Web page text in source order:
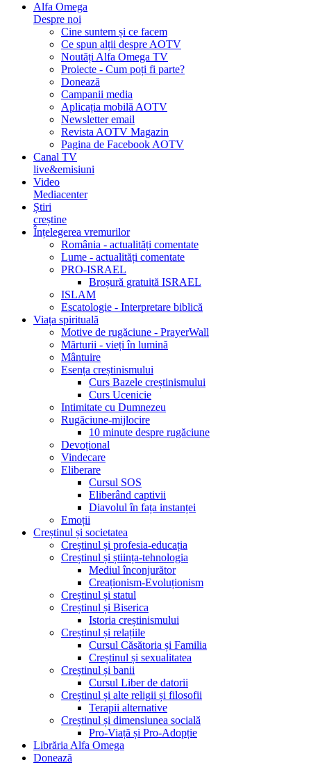
Alfa Omega
Despre noi
Cine suntem și ce facem
Ce spun alții despre AOTV
Noutăți Alfa Omega TV
Proiecte - Cum poți fi parte?
Donează
Campanii media
Aplicația mobilă AOTV
Newsletter email
Revista AOTV Magazin
Pagina de Facebook AOTV
Canal TV
live&emisiuni
Video
Mediacenter
Știri
creștine
Înțelegerea vremurilor
România - actualități comentate
Lume - actualități comentate
PRO-ISRAEL
Broșură gratuită ISRAEL
ISLAM
Escatologie - Interpretare biblică
Viața spirituală
Motive de rugăciune - PrayerWall
Mărturii - vieți în lumină
Mântuire
Esența creștinismului
Curs Bazele creștinismului
Curs Ucenicie
Intimitate cu Dumnezeu
Rugăciune-mijlocire
10 minute despre rugăciune
Devoțional
Vindecare
Eliberare
Cursul SOS
Eliberând captivii
Diavolul în fața instanței
Emoții
Creștinul și societatea
Creștinul și profesia-educația
Creștinul și știința-tehnologia
Mediul înconjurător
Creaționism-Evoluționism
Creștinul și statul
Creștinul și Biserica
Istoria creștinismului
Creștinul și relațiile
Cursul Căsătoria și Familia
Creștinul și sexualitatea
Creștinul și banii
Cursul Liber de datorii
Creștinul și alte religii și filosofii
Terapii alternative
Creștinul și dimensiunea socială
Pro-Viață și Pro-Adopție
Librăria Alfa Omega
Donează